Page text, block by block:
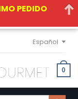
Español
0
PEDIDO